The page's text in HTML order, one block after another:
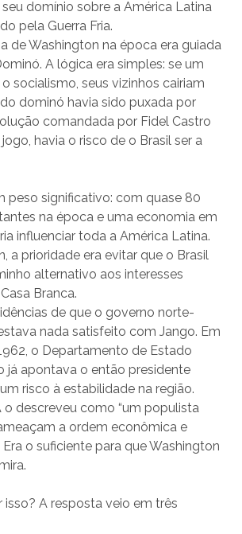
domínio sobre a América Latina
pela Guerra Fria.
de Washington na época era guiada
A lógica era simples: se um
socialismo, seus vizinhos cairiam
dominó havia sido puxada por
comandada por Fidel Castro
havia o risco de o Brasil ser a
peso significativo: com quase 80
na época e uma economia em
influenciar toda a América Latina.
a prioridade era evitar que o Brasil
alternativo aos interesses
Branca.
de que o governo norte-
nada satisfeito com Jango. Em
o Departamento de Estado
já apontava o então presidente
risco à estabilidade na região.
o descreveu como “um populista
a ordem econômica e
Era o suficiente para que Washington
A resposta veio em três